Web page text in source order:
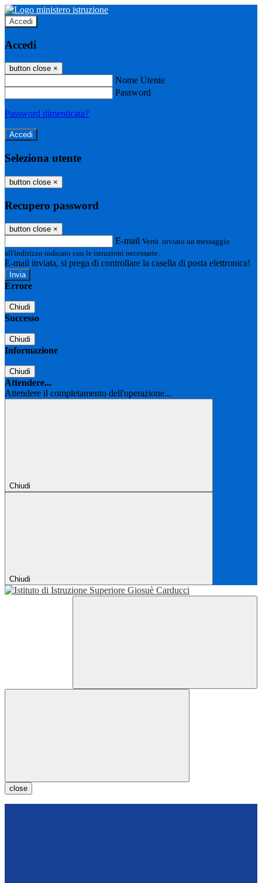
Accedi
Accedi
button close ×
Nome Utente
Password
Password dimenticata?
Seleziona utente
button close ×
Recupero password
button close ×
E-mail Verrà inviato un messaggio
all'indirizzo indicato con le istruzioni necessarie.
E-mail inviata, si prega di controllare la casella di posta elettronica!
Errore
Chiudi
Successo
Chiudi
Informazione
Chiudi
Attendere...
Attendere il completamento dell'operazione...
Chiudi
Chiudi
close